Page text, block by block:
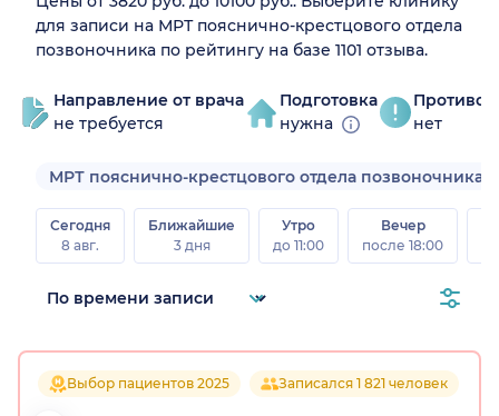
для записи на МРТ пояснично-крестцового отдела
позвоночника по рейтингу на базе 1101 отзыва.
Направление от врача
не требуется
Подготовка
нужна
нет
МРТ пояснично-крестцового отдела позвоночника
Сегодня
8 авг.
Ближайшие
3 дня
Утро
до 11:00
Вечер
после 18:00
Выбор пациентов 2025 Записался 1 821 человек